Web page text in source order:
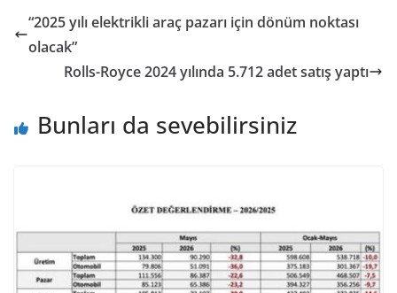
“2025 yılı elektrikli araç pazarı için dönüm noktası
olacak”
Rolls-Royce 2024 yılında 5.712 adet satış yaptı
Bunları da sevebilirsiniz